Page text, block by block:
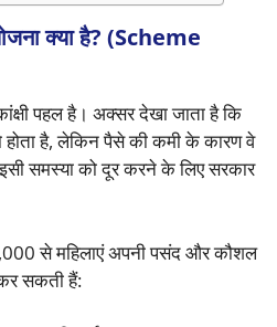
क्या है? (Scheme
पहल है। अक्सर देखा जाता है कि
होता है, लेकिन पैसे की कमी के कारण वे
समस्या को दूर करने के लिए सरकार
से महिलाएं अपनी पसंद और कौशल
सकती हैं: